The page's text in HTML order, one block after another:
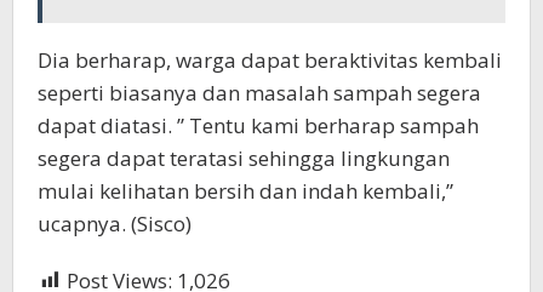
Dia berharap, warga dapat beraktivitas kembali
seperti biasanya dan masalah sampah segera
dapat diatasi. ” Tentu kami berharap sampah
segera dapat teratasi sehingga lingkungan
mulai kelihatan bersih dan indah kembali,”
ucapnya. (Sisco)
Post Views: 1,026